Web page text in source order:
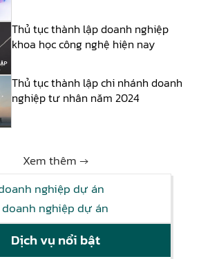
Thủ tục thành lập doanh nghiệp
khoa học công nghệ hiện nay
Thủ tục thành lập chi nhánh doanh
nghiệp tư nhân năm 2024
Xem thêm →
nghiệp dự án
nghiệp dự án
Dịch vụ nổi bật